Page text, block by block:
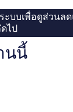
ะบบเพื่อดูส่วนล
ไป
นนี้